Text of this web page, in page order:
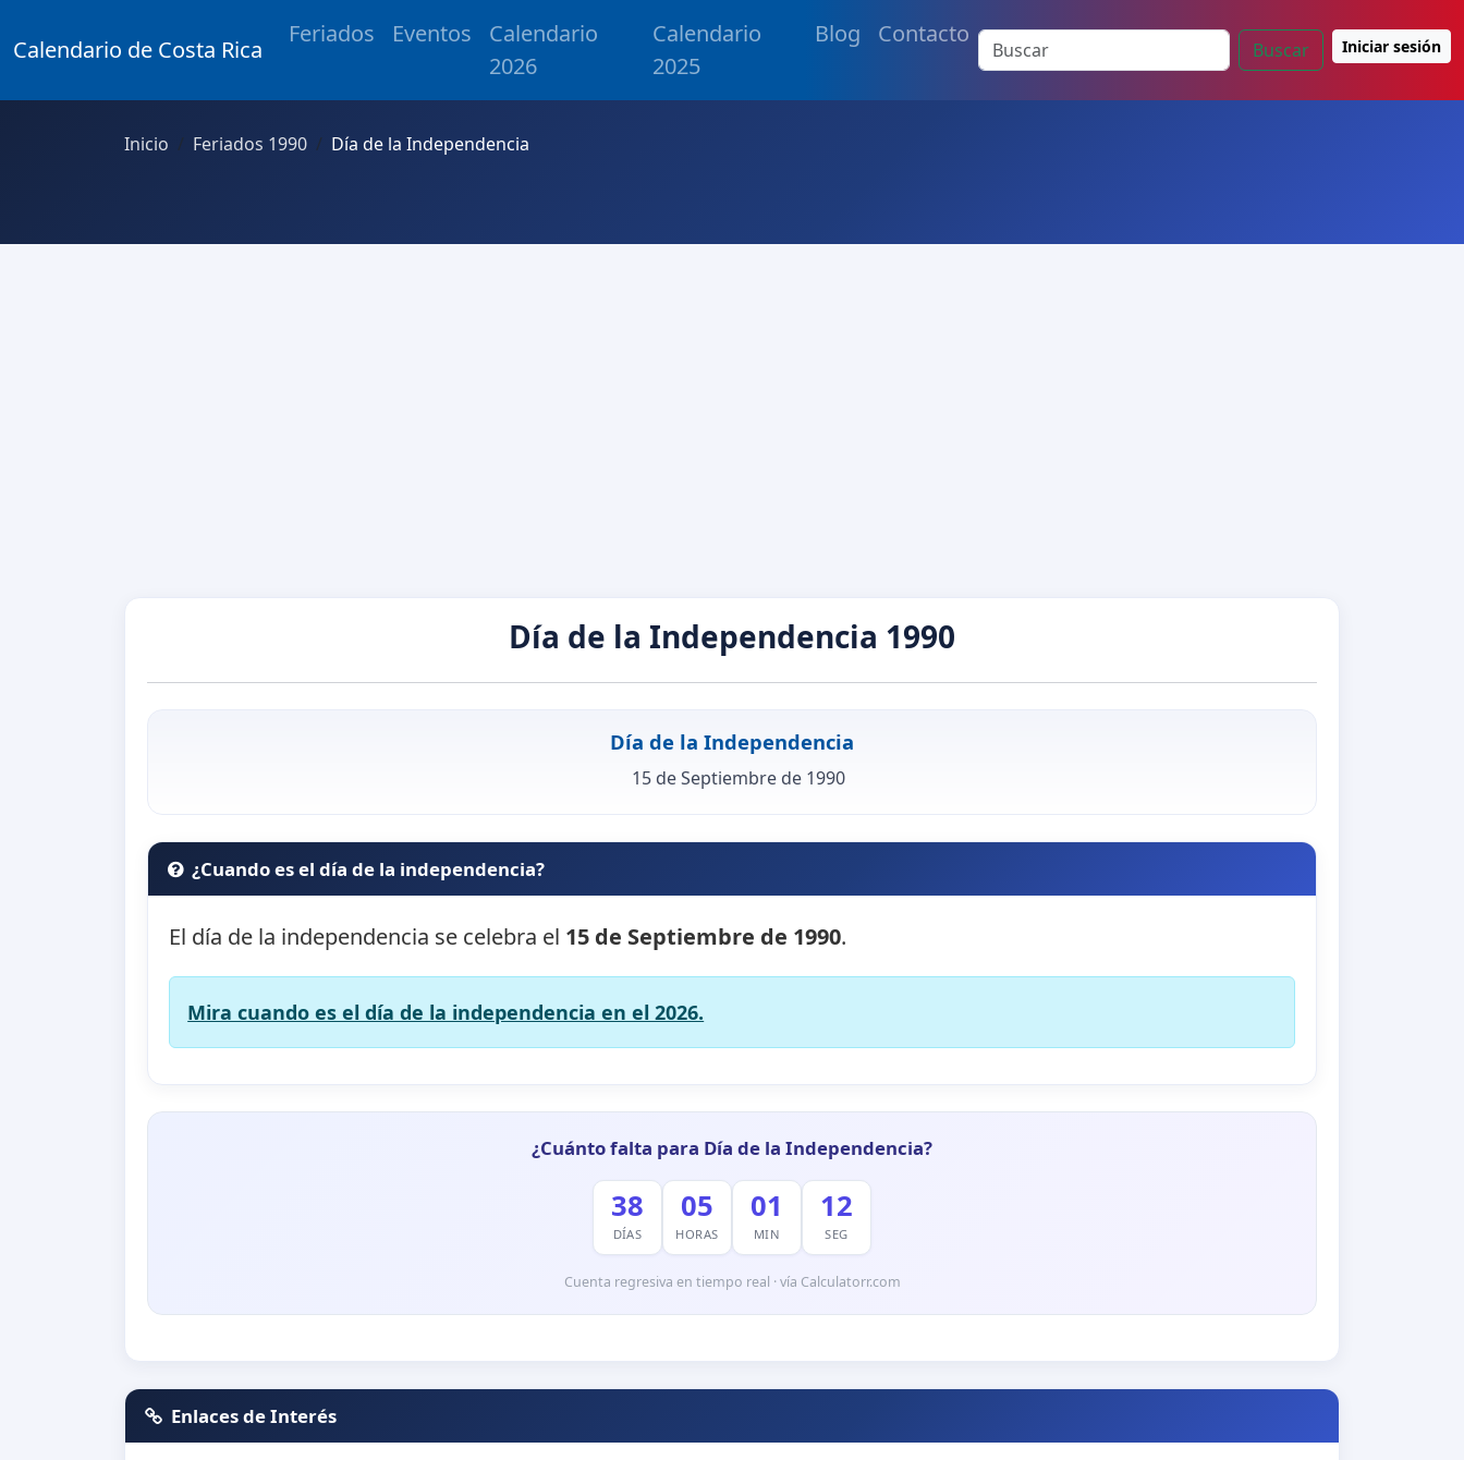
Calendario de Costa Rica
Feriados Eventos
Calendario
2026
Calendario
2025
Blog Contacto
Buscar Iniciar sesión
Inicio Feriados 1990 Día de la Independencia
Día de la Independencia 1990
Día de la Independencia
15 de Septiembre de 1990
¿Cuando es el día de la independencia?
El día de la independencia se celebra el 15 de Septiembre de 1990.
Mira cuando es el día de la independencia en el 2026.
¿Cuánto falta para Día de la Independencia?
38
DÍAS
05
HORAS
01
MIN
11
SEG
Cuenta regresiva en tiempo real · vía Calculatorr.com
Enlaces de Interés